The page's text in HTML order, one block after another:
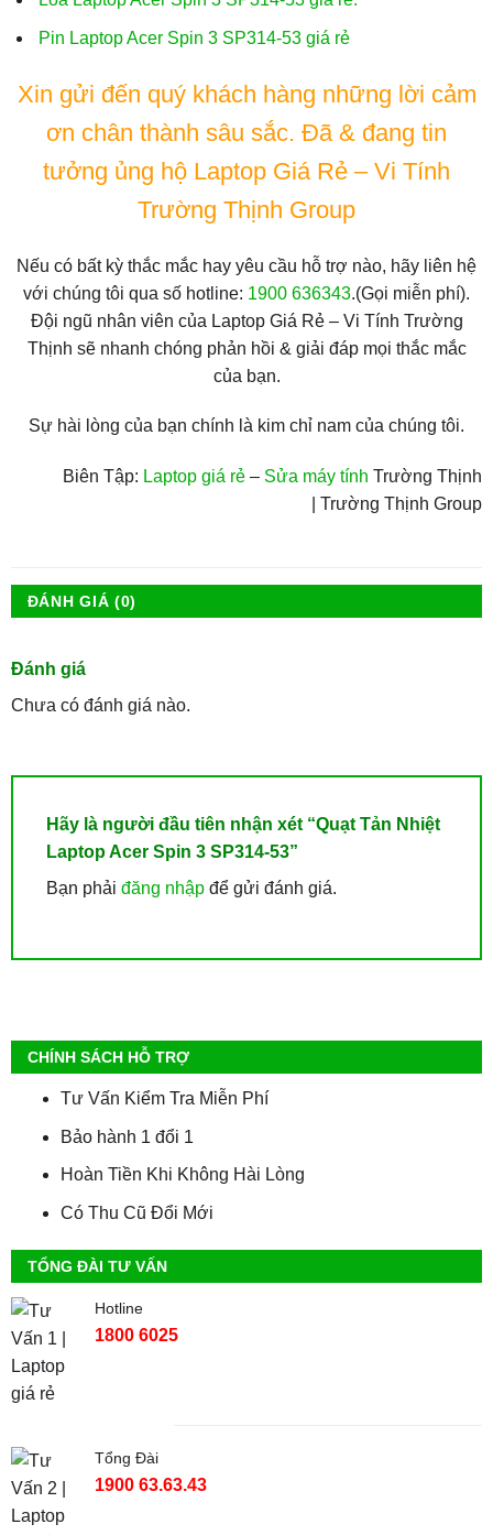
Pin Laptop Acer Spin 3 SP314-53 giá rẻ
Xin gửi đến quý khách hàng những lời cảm
ơn chân thành sâu sắc. Đã & đang tin
tưởng ủng hộ Laptop Giá Rẻ – Vi Tính
Trường Thịnh Group
Nếu có bất kỳ thắc mắc hay yêu cầu hỗ trợ nào, hãy liên hệ
với chúng tôi qua số hotline: 1900 636343.(Gọi miễn phí).
Đội ngũ nhân viên của Laptop Giá Rẻ – Vi Tính Trường
Thịnh sẽ nhanh chóng phản hồi & giải đáp mọi thắc mắc
của bạn.
Sự hài lòng của bạn chính là kim chỉ nam của chúng tôi.
Biên Tập: Laptop giá rẻ – Sửa máy tính Trường Thịnh
| Trường Thịnh Group
ĐÁNH GIÁ (0)
Đánh giá
Chưa có đánh giá nào.
Hãy là người đầu tiên nhận xét “Quạt Tản Nhiệt
Laptop Acer Spin 3 SP314-53”
Bạn phải đăng nhậpđể gửi đánh giá.
CHÍNH SÁCH HỖ TRỢ
Tư Vấn Kiểm Tra Miễn Phí
Bảo hành 1 đổi 1
Hoàn Tiền Khi Không Hài Lòng
Có Thu Cũ Đổi Mới
TỔNG ĐÀI TƯ VẤN
Hotline
1800 6025
Tổng Đài
1900 63.63.43